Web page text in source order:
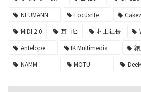
NEUMANN
Focusrite
MIDI 2.0
耳コピ 村上社長
Antelope
IK Multimedia
NAMM
MOTU